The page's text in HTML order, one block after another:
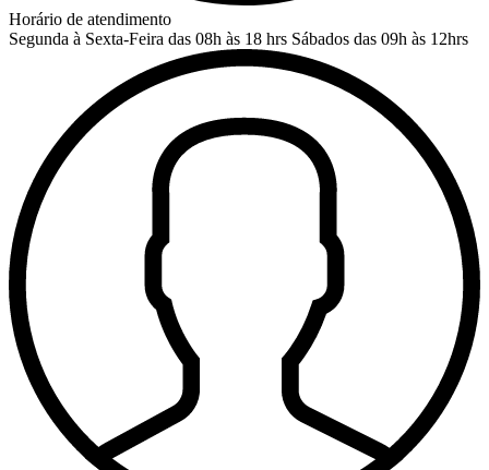
Horário de atendimento
Segunda à Sexta-Feira das 08h às 18 hrs Sábados das 09h às 12hrs